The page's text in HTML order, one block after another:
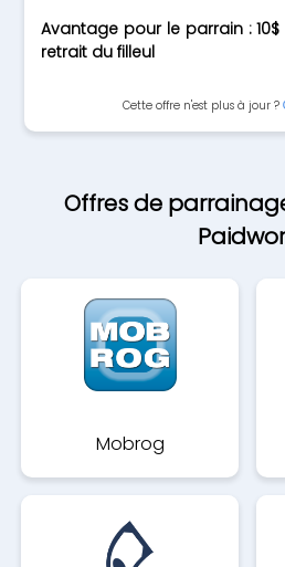
Avantage pour le parrain :
retrait du filleul
Cette offre n'est plus à jour ?
Offres de
Mobrog